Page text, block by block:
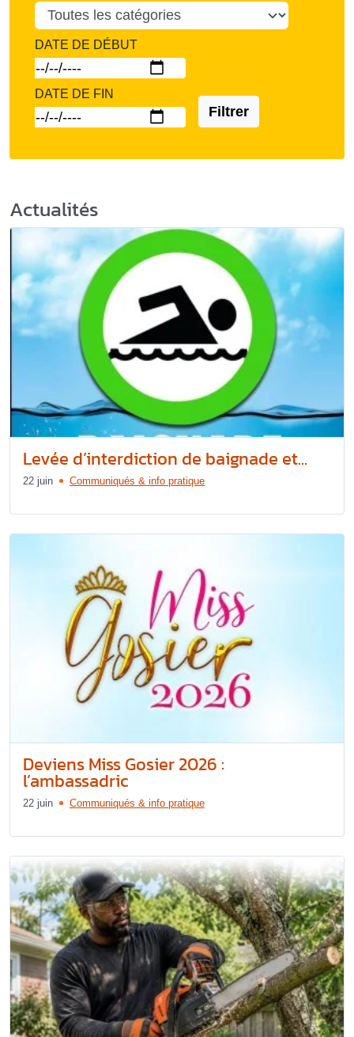
DATE DE DÉBUT
DATE DE FIN
Filtrer
Actualités
Levée d’interdiction de baignade et...
22 juin Communiqués & info pratique
Deviens Miss Gosier 2026 :
l’ambassadric
22 juin Communiqués & info pratique